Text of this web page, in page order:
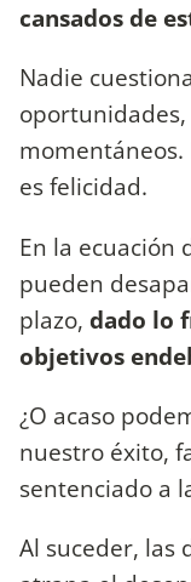
cansados de
Nadie
momentáneos.
es felicidad.
En la ecuación
pueden
plazo, dado lo
objetivos
¿O acaso
nuestro éxito,
sentenciado a
Al suceder, las